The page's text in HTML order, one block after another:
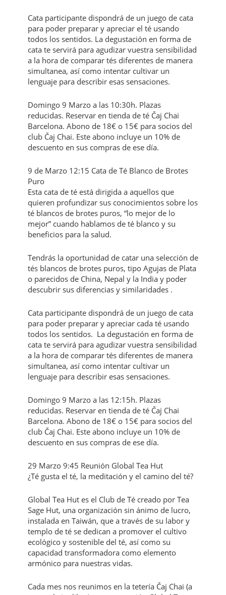
Cata participante dispondrá de un juego de cata
para poder preparar y apreciar el té usando
todos los sentidos. La degustación en forma de
cata te servirá para agudizar vuestra sensibilidad
a la hora de comparar tés diferentes de manera
simultanea, así como intentar cultivar un
lenguaje para describir esas sensaciones.
Domingo 9 Marzo a las 10:30h. Plazas
reducidas. Reservar en tienda de té Čaj Chai
Barcelona. Abono de 18€ o 15€ para socios del
club Čaj Chai. Este abono incluye un 10% de
descuento en sus compras de ese día.
9 de Marzo 12:15 Cata de Té Blanco de Brotes
Puro
Esta cata de té está dirigida a aquellos que
quieren profundizar sus conocimientos sobre los
té blancos de brotes puros, “lo mejor de lo
mejor” cuando hablamos de té blanco y su
beneficios para la salud.
Tendrás la oportunidad de catar una selección de
tés blancos de brotes puros, tipo Agujas de Plata
o parecidos de China, Nepal y la India y poder
descubrir sus diferencias y similaridades .
Cata participante dispondrá de un juego de cata
para poder preparar y apreciar cada té usando
todos los sentidos. La degustación en forma de
cata te servirá para agudizar vuestra sensibilidad
a la hora de comparar tés diferentes de manera
simultanea, así como intentar cultivar un
lenguaje para describir esas sensaciones.
Domingo 9 Marzo a las 12:15h. Plazas
reducidas. Reservar en tienda de té Čaj Chai
Barcelona. Abono de 18€ o 15€ para socios del
club Čaj Chai. Este abono incluye un 10% de
descuento en sus compras de ese día.
29 Marzo 9:45 Reunión Global Tea Hut
¿Té gusta el té, la meditación y el camino del té?
Global Tea Hut es el Club de Té creado por Tea
Sage Hut, una organización sin ánimo de lucro,
instalada en Taiwán, que a través de su labor y
templo de té se dedican a promover el cultivo
ecológico y sostenible del té, así como su
capacidad transformadora como elemento
armónico para nuestras vidas.
Cada mes nos reunimos en la tetería Čaj Chai (a